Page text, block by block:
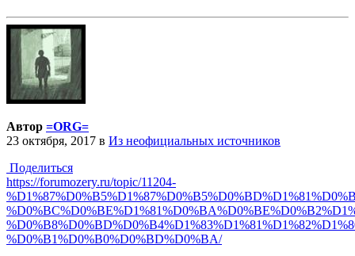
Автор =ORG=
23 октября, 2017 в Из неофициальных источников
Поделиться
https://forumozery.ru/topic/11204-
%D0%B1%D0%B0%D0%BD%D0%BA/